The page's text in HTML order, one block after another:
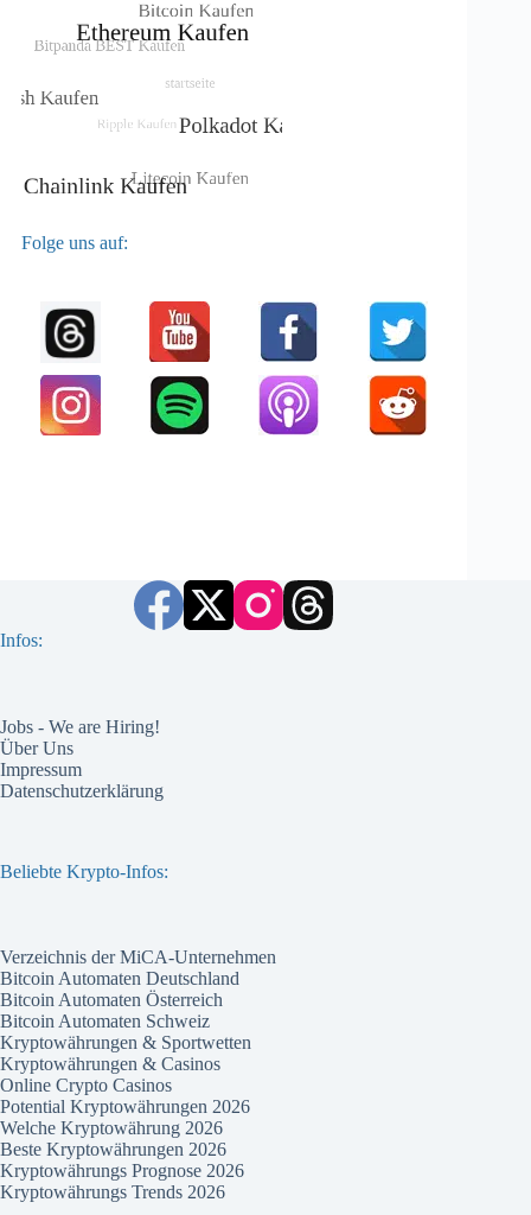
Folge uns auf:
Infos:
Jobs - We are Hiring!
Über Uns
Impressum
Datenschutzerklärung
Beliebte Krypto-Infos:
Verzeichnis der MiCA-Unternehmen
Bitcoin Automaten Deutschland
Bitcoin Automaten Österreich
Bitcoin Automaten Schweiz
Kryptowährungen & Sportwetten
Kryptowährungen & Casinos
Online Crypto Casinos
Potential Kryptowährungen 2026
Welche Kryptowährung 2026
Beste Kryptowährungen 2026
Kryptowährungs Prognose 2026
Kryptowährungs Trends 2026